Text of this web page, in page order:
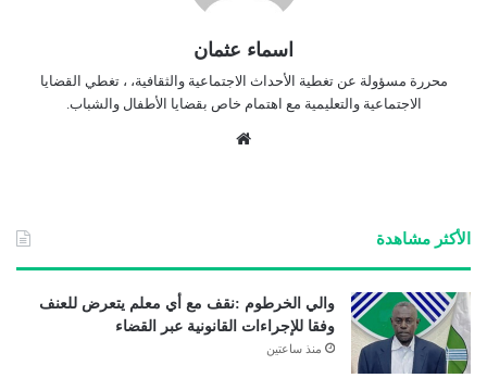
اسماء عثمان
محررة مسؤولة عن تغطية الأحداث الاجتماعية والثقافية، ، تغطي القضايا
الاجتماعية والتعليمية مع اهتمام خاص بقضايا الأطفال والشباب.
الأكثر مشاهدة
والي الخرطوم :نقف مع أي معلم يتعرض للعنف
وفقا للإجراءات القانونية عبر القضاء
منذ ساعتين